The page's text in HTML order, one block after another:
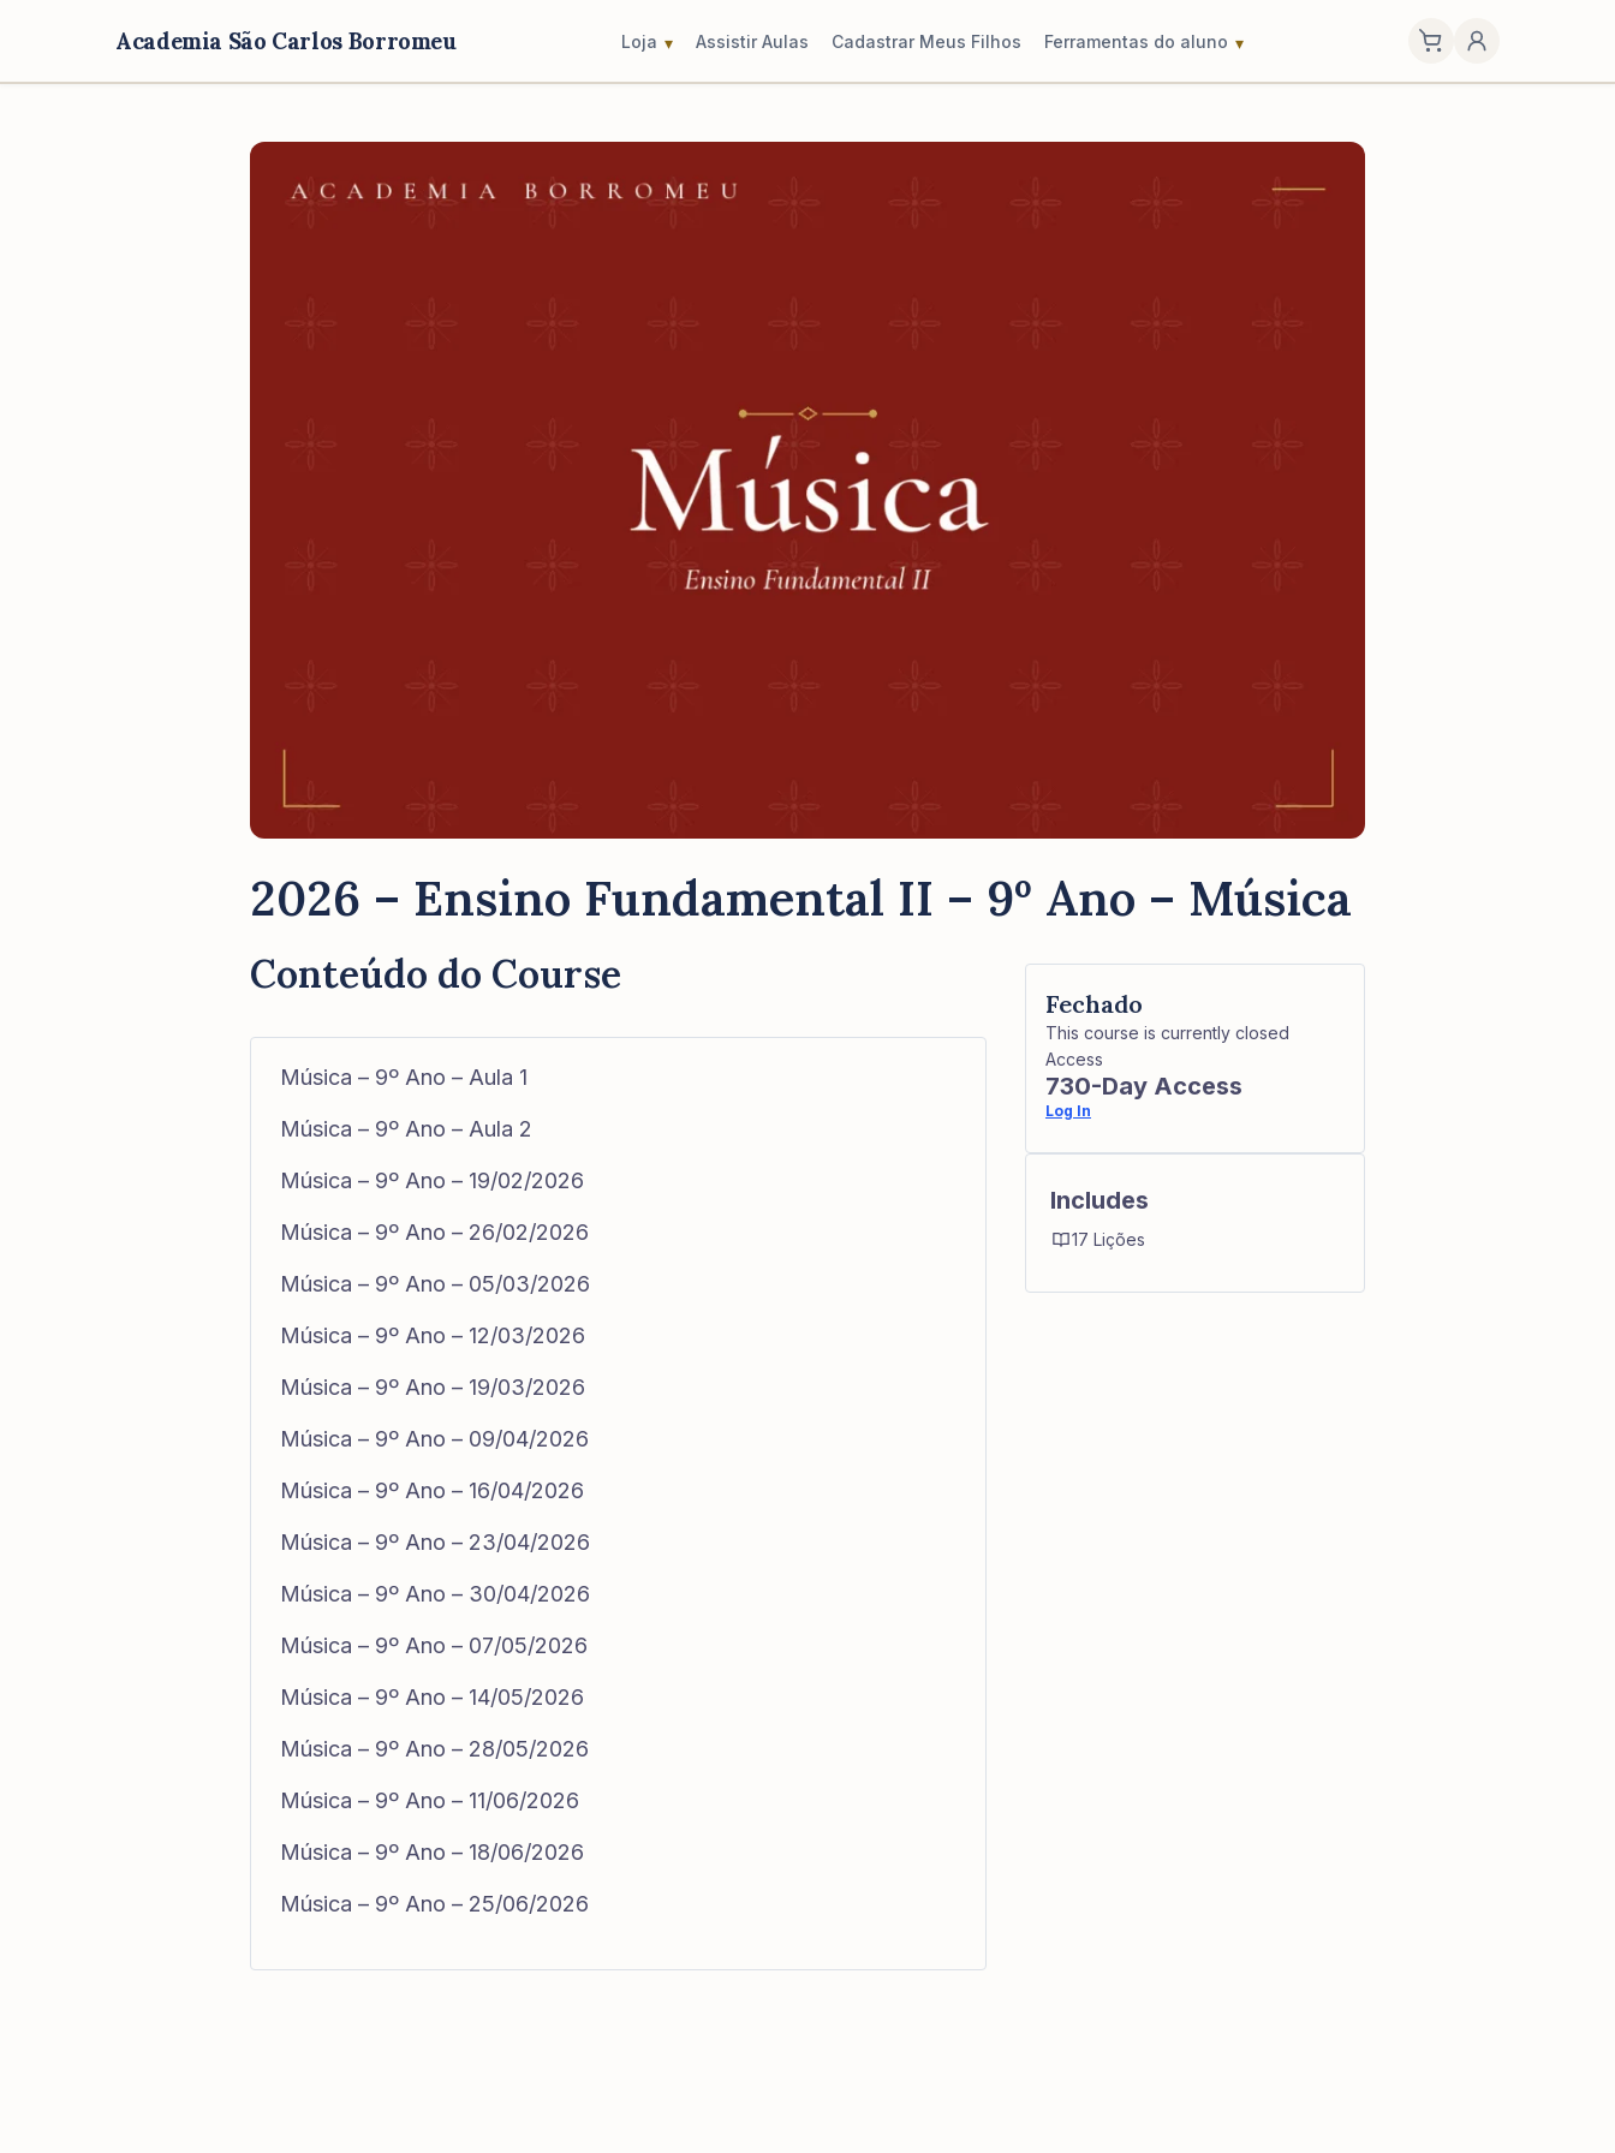
Academia São Carlos Borromeu Loja Assistir Aulas Cadastrar Meus Filhos Ferramentas do aluno
2026 – Ensino Fundamental II – 9º Ano – Música
Conteúdo do Course
Música – 9º Ano – Aula 1
Música – 9º Ano – Aula 2
Música – 9º Ano – 19/02/2026
Música – 9º Ano – 26/02/2026
Música – 9º Ano – 05/03/2026
Música – 9º Ano – 12/03/2026
Música – 9º Ano – 19/03/2026
Música – 9º Ano – 09/04/2026
Música – 9º Ano – 16/04/2026
Música – 9º Ano – 23/04/2026
Música – 9º Ano – 30/04/2026
Música – 9º Ano – 07/05/2026
Música – 9º Ano – 14/05/2026
Música – 9º Ano – 28/05/2026
Música – 9º Ano – 11/06/2026
Música – 9º Ano – 18/06/2026
Música – 9º Ano – 25/06/2026
Fechado
This course is currently closed
Access
730-Day Access
Log In
Includes
17 Lições